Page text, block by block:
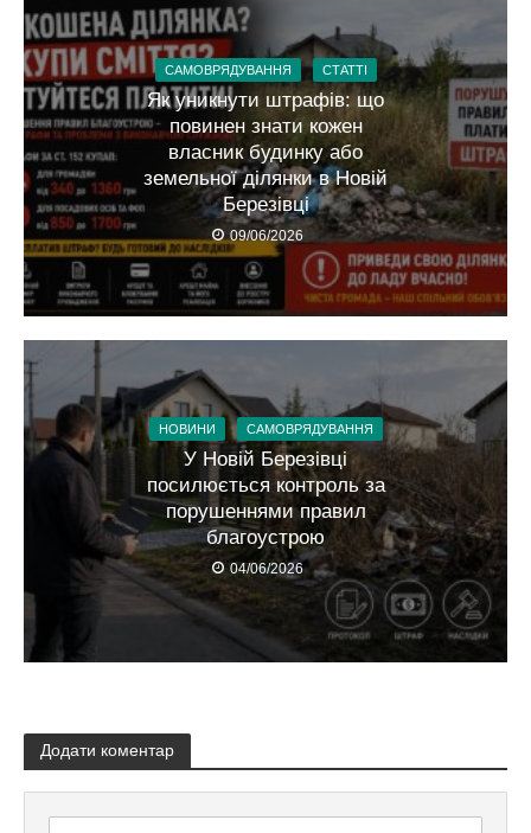
САМОВРЯДУВАННЯ СТАТТІ
Як уникнути штрафів: що
повинен знати кожен
власник будинку або
земельної ділянки в Новій
Березівці
09/06/2026
НОВИНИ САМОВРЯДУВАННЯ
У Новій Березівці
посилюється контроль за
порушеннями правил
благоустрою
04/06/2026
Додати коментар